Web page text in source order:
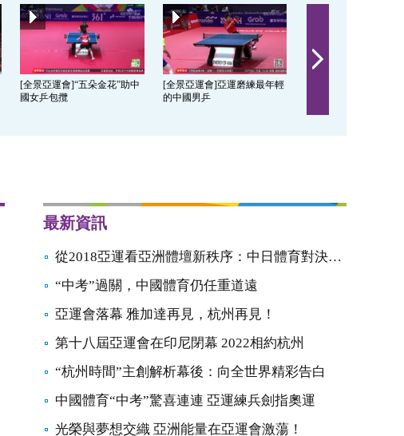
[全景亞運會]“五朵金花”助中
國女乒包攬
[全景亞運會]亞運磨練最年輕
的中國男乒
最新資訊
從2018亞運看亞洲體壇新秩序：中日體育對決開始
“中考”過關，中國體育仍任重道遠
亞運會落幕 雅加達再見，杭州再見！
第十八屆亞運會在印尼閉幕 2022相約杭州
“杭州時間”主創解析幕後：向全世界精彩告白
中國體育“中考”驚喜連連 亞運練兵劍指奧運
光榮與夢想交織 亞洲能量在亞運會激蕩！